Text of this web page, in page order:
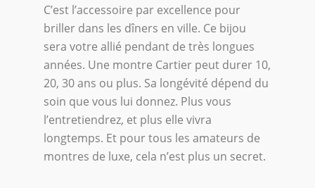
C’est l’accessoire par excellence pour
briller dans les dîners en ville. Ce bijou
sera votre allié pendant de très longues
années. Une montre Cartier peut durer 10,
20, 30 ans ou plus. Sa longévité dépend du
soin que vous lui donnez. Plus vous
l’entretiendrez, et plus elle vivra
longtemps. Et pour tous les amateurs de
montres de luxe, cela n’est plus un secret.